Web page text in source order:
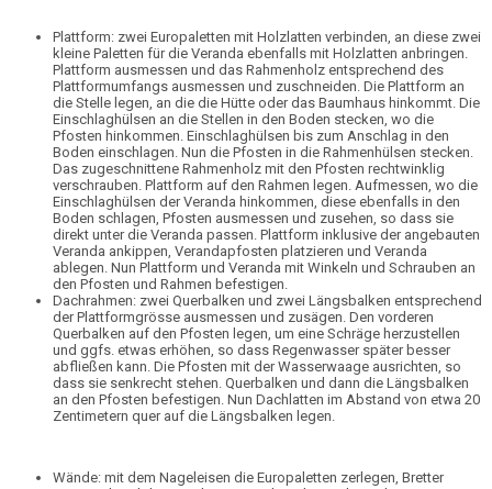
Plattform: zwei Europaletten mit Holzlatten verbinden, an diese zwei
kleine Paletten für die Veranda ebenfalls mit Holzlatten anbringen.
Plattform ausmessen und das Rahmenholz entsprechend des
Plattformumfangs ausmessen und zuschneiden. Die Plattform an
die Stelle legen, an die die Hütte oder das Baumhaus hinkommt. Die
Einschlaghülsen an die Stellen in den Boden stecken, wo die
Pfosten hinkommen. Einschlaghülsen bis zum Anschlag in den
Boden einschlagen. Nun die Pfosten in die Rahmenhülsen stecken.
Das zugeschnittene Rahmenholz mit den Pfosten rechtwinklig
verschrauben. Plattform auf den Rahmen legen. Aufmessen, wo die
Einschlaghülsen der Veranda hinkommen, diese ebenfalls in den
Boden schlagen, Pfosten ausmessen und zusehen, so dass sie
direkt unter die Veranda passen. Plattform inklusive der angebauten
Veranda ankippen, Verandapfosten platzieren und Veranda
ablegen. Nun Plattform und Veranda mit Winkeln und Schrauben an
den Pfosten und Rahmen befestigen.
Dachrahmen: zwei Querbalken und zwei Längsbalken entsprechend
der Plattformgrösse ausmessen und zusägen. Den vorderen
Querbalken auf den Pfosten legen, um eine Schräge herzustellen
und ggfs. etwas erhöhen, so dass Regenwasser später besser
abfließen kann. Die Pfosten mit der Wasserwaage ausrichten, so
dass sie senkrecht stehen. Querbalken und dann die Längsbalken
an den Pfosten befestigen. Nun Dachlatten im Abstand von etwa 20
Zentimetern quer auf die Längsbalken legen.
Wände: mit dem Nageleisen die Europaletten zerlegen, Bretter